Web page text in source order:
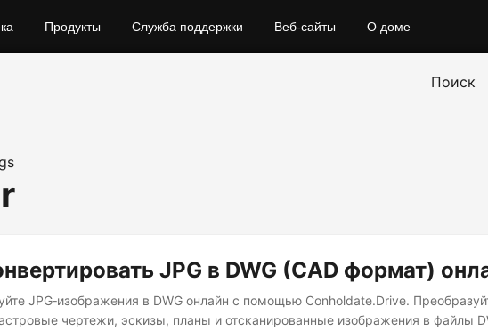
Продукты Служба поддержки Веб-сайты О доме
Поиск
JPG в DWG (CAD формат)
JPG‑изображения в DWG онлайн с помощью Conholdate.Drive.
чертежи, эскизы, планы и отсканированные изображения в файлы